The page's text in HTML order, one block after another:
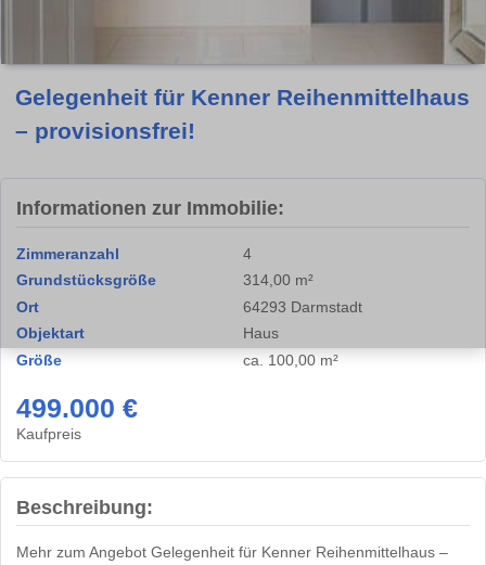
Gelegenheit für Kenner Reihenmittelhaus
– provisionsfrei!
Informationen zur Immobilie:
Zimmeranzahl
4
Grundstücksgröße
314,00 m²
Ort
64293 Darmstadt
Objektart
Haus
Größe
ca. 100,00 m²
499.000 €
Kaufpreis
Beschreibung:
Mehr zum Angebot Gelegenheit für Kenner Reihenmittelhaus –